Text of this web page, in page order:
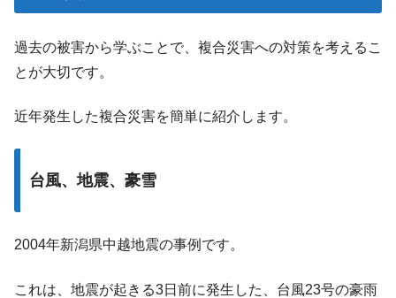
過去の被害から学ぶことで、複合災害への対策を考えるこ
とが大切です。
近年発生した複合災害を簡単に紹介します。
台風、地震、豪雪
2004年新潟県中越地震の事例です。
これは、地震が起きる3日前に発生した、台風23号の豪雨